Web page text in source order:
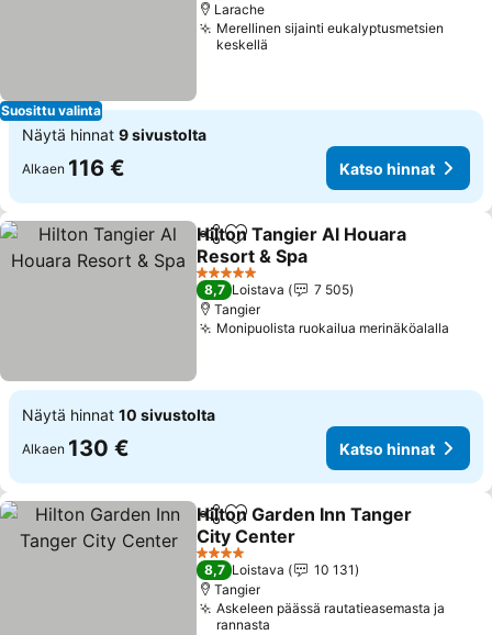
Suosittu valinta
Larache
Merellinen sijainti eukalyptusmetsien
keskellä
Näytä hinnat 9 sivustolta
Alkaen 116 € Katso hinnat
Jaa Lisää suosikkeihin
Hilton Tangier Al Houara
Resort & Spa
Katso hinnat
5 Tähtiluokitus
8,7 Loistava
7 505
Tangier
Monipuolista ruokailua merinäköalalla
Näytä hinnat 10 sivustolta
Alkaen 130 € Katso hinnat
Jaa Lisää suosikkeihin
Hilton Garden Inn Tanger
City Center
Katso hinnat
4 Tähtiluokitus
8,7 Loistava
10 131
Tangier
Askeleen päässä rautatieasemasta ja
rannasta